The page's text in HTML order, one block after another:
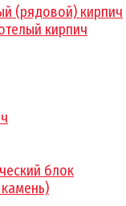
(рядовой) кирпич
кирпич
блок